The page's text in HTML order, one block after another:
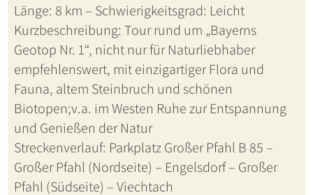
Länge: 8 km – Schwierigkeitsgrad: Leicht
Kurzbeschreibung: Tour rund um „Bayerns
Geotop Nr. 1“, nicht nur für Naturliebhaber
empfehlenswert, mit einzigartiger Flora und
Fauna, altem Steinbruch und schönen
Biotopen;v.a. im Westen Ruhe zur Entspannung
und Genießen der Natur
Streckenverlauf: Parkplatz Großer Pfahl B 85 –
Großer Pfahl (Nordseite) – Engelsdorf – Großer
Pfahl (Südseite) – Viechtach